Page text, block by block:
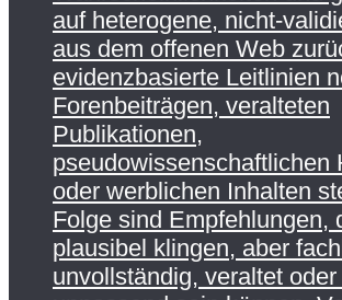
auf heterogene, nicht-
aus dem offenen Web
evidenzbasierte Leitlinien
Forenbeiträgen, veralteten
Publikationen,
pseudowissenschaftlichen
oder werblichen Inhalten
Folge sind Empfehlungen,
plausibel klingen, aber
unvollständig, veraltet